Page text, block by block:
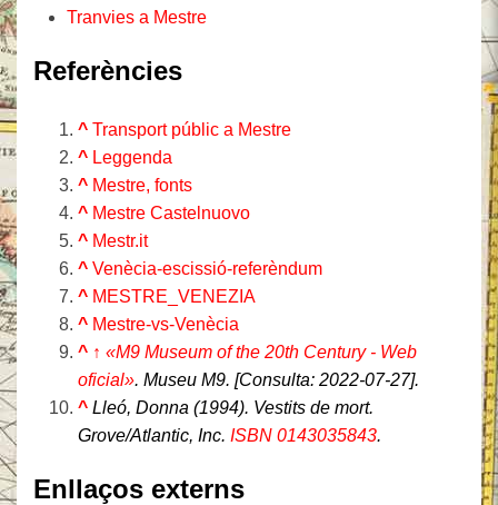
Tranvies a Mestre
Referències
^ Transport públic a Mestre
^ Leggenda
^ Mestre, fonts
^ Mestre Castelnuovo
^ Mestr.it
^ Venècia-escissió-referèndum
^ MESTRE_VENEZIA
^ Mestre-vs-Venècia
^ ↑ «M9 Museum of the 20th Century - Web
oficial». Museu M9. [Consulta: 2022-07-27].
^ Lleó, Donna (1994). Vestits de mort.
Grove/Atlantic, Inc. ISBN 0143035843.
Enllaços externs